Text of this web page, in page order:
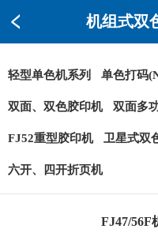
机组式双
轻型单色机系列 单色打码
双面、双色胶印机 双面多
FJ52重型胶印机 卫星式双
六开、四开折页机
FJ47/56F